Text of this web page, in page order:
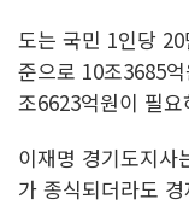
도는 국민 1인당
준으로 10조3685
조6623억원이 필
이재명 경기도지
가 종식되더라도